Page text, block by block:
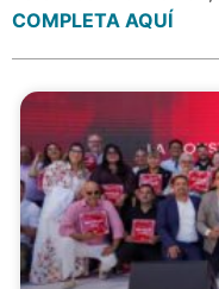
COMPLETA AQUÍ